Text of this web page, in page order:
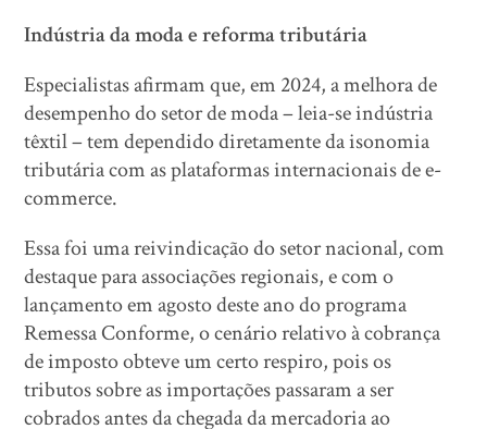
Indústria da moda e reforma tributária
Especialistas afirmam que, em 2024, a melhora de
desempenho do setor de moda – leia-se indústria
têxtil – tem dependido diretamente da isonomia
tributária com as plataformas internacionais de e-
commerce.
Essa foi uma reivindicação do setor nacional, com
destaque para associações regionais, e com o
lançamento em agosto deste ano do programa
Remessa Conforme, o cenário relativo à cobrança
de imposto obteve um certo respiro, pois os
tributos sobre as importações passaram a ser
cobrados antes da chegada da mercadoria ao